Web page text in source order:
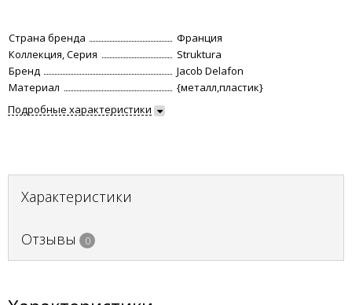
Страна бренда
Франция
Коллекция, Серия
Struktura
Бренд
Jacob Delafon
Материал
{металл,пластик}
Подробные характеристики
Характеристики
Отзывы 0